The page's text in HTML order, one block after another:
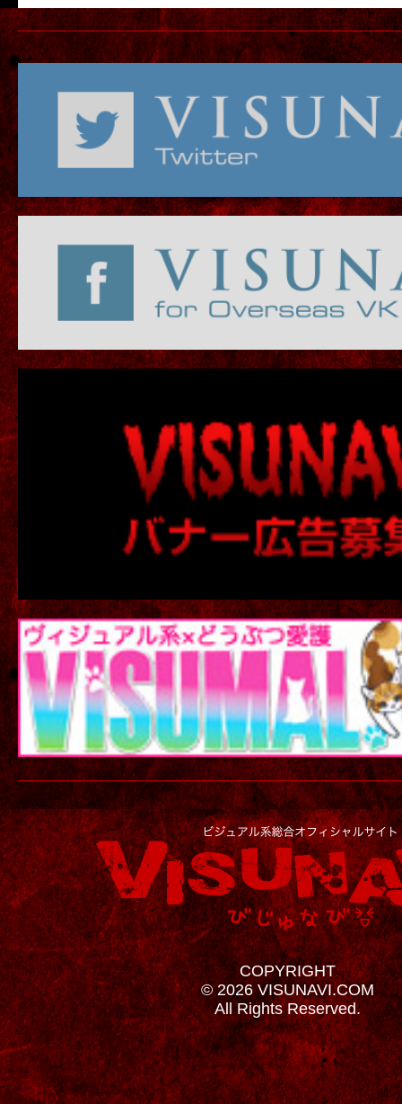
COPYRIGHT
© 2026 VISUNAVI.COM
All Rights Reserved.